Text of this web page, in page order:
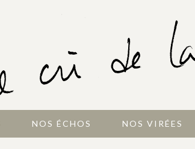
NOS ÉCHOS NOS VIRÉES